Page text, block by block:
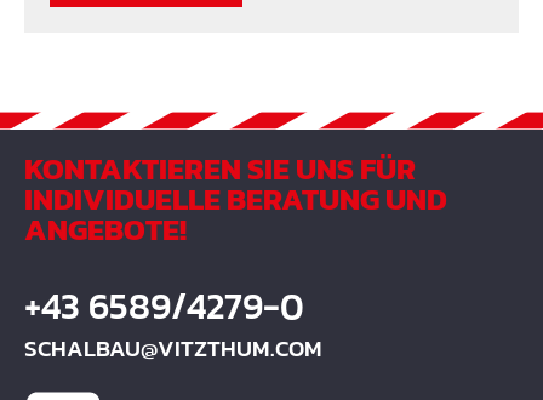
KONTAKTIEREN SIE UNS FÜR
INDIVIDUELLE BERATUNG UND
ANGEBOTE!
+43 6589/4279-0
SCHALBAU@VITZTHUM.COM